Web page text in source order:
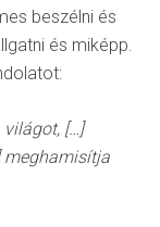
beszélni és
és miképp.
világot, […]
meghamisítja